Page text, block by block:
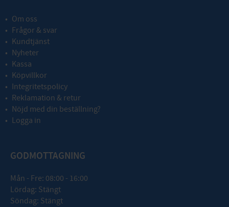
Om oss
Frågor & svar
Kundtjänst
Nyheter
Kassa
Köpvillkor
Integritetspolicy
Reklamation & retur
Nöjd med din beställning?
Logga in
GODMOTTAGNING
Mån - Fre: 08:00 - 16:00
Lördag: Stängt
Söndag: Stängt